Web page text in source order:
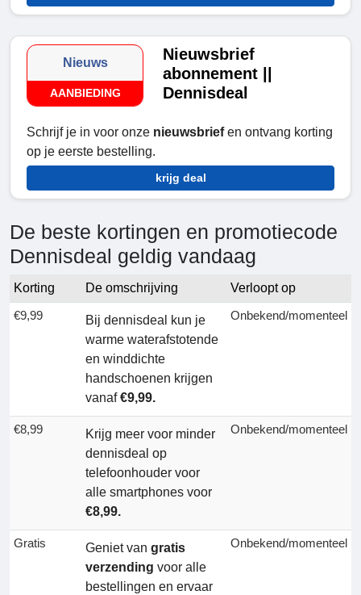
Nieuws
AANBIEDING
Nieuwsbrief
abonnement ||
Dennisdeal
Schrijf je in voor onze nieuwsbriefen ontvang korting
op je eerste bestelling.
krijg deal
De beste kortingen en promotiecode
Dennisdeal geldig vandaag
Korting De omschrijving
Verloopt op
€9,99
Bij dennisdeal kun je
warme waterafstotende
en winddichte
handschoenen krijgen
vanaf€9,99.
Onbekend/momenteel
€8,99
Krijg meer voor minder
dennisdeal op
telefoonhouder voor
alle smartphones voor
€8,99.
Onbekend/momenteel
Gratis Geniet van gratis
verzending voor alle
bestellingen en ervaar
Onbekend/momenteel